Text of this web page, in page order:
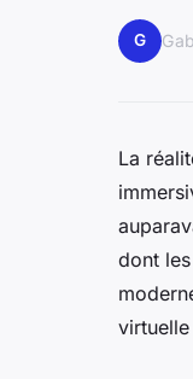
G
La
dont